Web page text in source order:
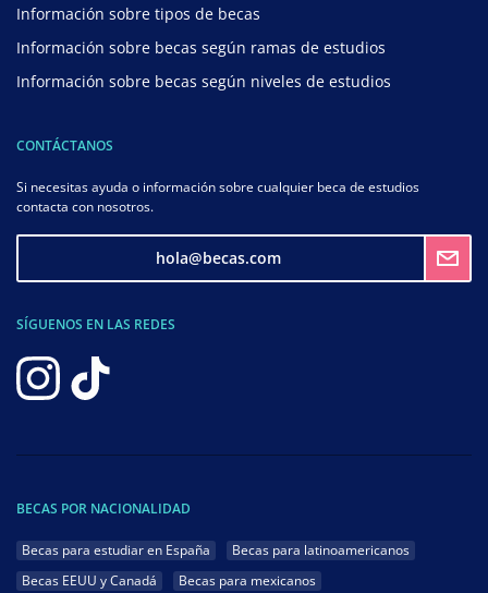
Información sobre tipos de becas
Información sobre becas según ramas de estudios
Información sobre becas según niveles de estudios
CONTÁCTANOS
Si necesitas ayuda o información sobre cualquier beca de estudios
contacta con nosotros.
hola@becas.com
SÍGUENOS EN LAS REDES
BECAS POR NACIONALIDAD
Becas para estudiar en España
Becas para latinoamericanos
Becas EEUU y Canadá
Becas para mexicanos